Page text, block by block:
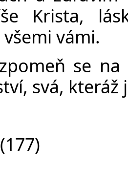
Krista,
vámi.
ň se na
svá, kteráž